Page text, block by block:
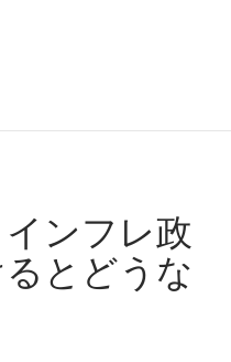
出を削減してハイパーイ
ンフレ政
とどうな